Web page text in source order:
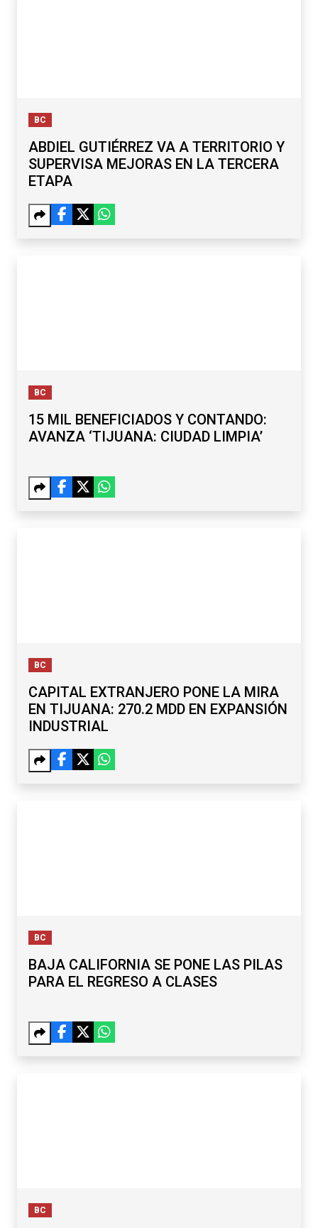
BC
ABDIEL GUTIÉRREZ VA A TERRITORIO Y
SUPERVISA MEJORAS EN LA TERCERA
ETAPA
BC
15 MIL BENEFICIADOS Y CONTANDO:
AVANZA ‘TIJUANA: CIUDAD LIMPIA’
BC
CAPITAL EXTRANJERO PONE LA MIRA
EN TIJUANA: 270.2 MDD EN EXPANSIÓN
INDUSTRIAL
BC
BAJA CALIFORNIA SE PONE LAS PILAS
PARA EL REGRESO A CLASES
BC